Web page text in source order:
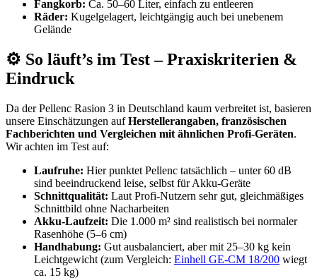
Fangkorb: Ca. 50–60 Liter, einfach zu entleeren
Räder: Kugelgelagert, leichtgängig auch bei unebenem
Gelände
⚙️ So läuft’s im Test – Praxiskriterien &
Eindruck
Da der Pellenc Rasion 3 in Deutschland kaum verbreitet ist, basieren
unsere Einschätzungen aufHerstellerangaben, französischen
Fachberichten und Vergleichen mit ähnlichen Profi-Geräten.
Wir achten im Test auf:
Laufruhe: Hier punktet Pellenc tatsächlich – unter 60 dB
sind beeindruckend leise, selbst für Akku-Geräte
Schnittqualität: Laut Profi-Nutzern sehr gut, gleichmäßiges
Schnittbild ohne Nacharbeiten
Akku-Laufzeit: Die 1.000 m² sind realistisch bei normaler
Rasenhöhe (5–6 cm)
Handhabung: Gut ausbalanciert, aber mit 25–30 kg kein
Leichtgewicht (zum Vergleich: Einhell GE-CM 18/200 wiegt
ca. 15 kg)